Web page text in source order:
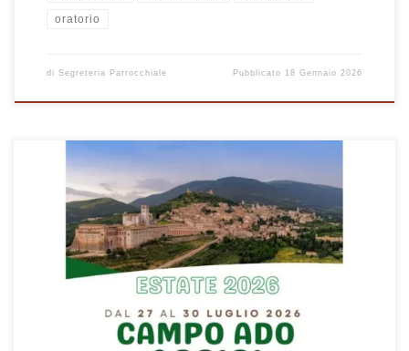
oratorio
di Segreteria Parrocchiale Pubblicato 18 Gennaio 2026
Ogni anno i nostri adolescenti , dalla prima alla quinta superiore, che
hanno desiderio di dedicarsi al servizio di animatori in oratori, vivono
un'esperienza di formazione nel campo estivo a loro dedicato. Sono
giorni in cui essi possano giocare e divertirsi, ma anche ascoltare
testimonianze di vita e riflettere su di sé, vivere esperienze di
servizio, di lavoro manuale, di preghiera, seguendo il filo conduttore
delle emozioni che nascono e si trasformano in ciascuno di noi,
rilette alla luce del Vangelo di Gesù. Il prossimo anno (2026) è
l'ottavo centenario Francescano è un anno speciale e anche il
campo ad Assisi sarà speciale! Le celebrazioni Francescane hanno